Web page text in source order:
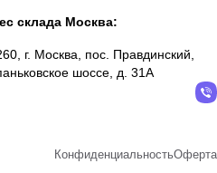
склада Москва:
г. Москва, пос. Правдинский,
шоссе, д. 31А
КонфиденциальностьОферта